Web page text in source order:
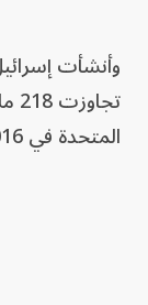
وأنشأت
المتحدة في 2016، بـ5 مليارات دولار لتطوير النظام.